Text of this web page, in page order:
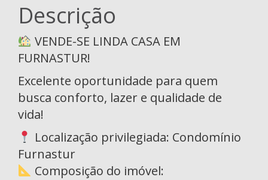
Descrição
VENDE-SE LINDA CASA EM
FURNASTUR!
Excelente oportunidade para quem
busca conforto, lazer e qualidade de
vida!
Localização privilegiada: Condomínio
Furnastur
Composição do imóvel: